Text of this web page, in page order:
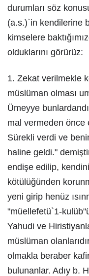
durumları söz
(a.s.)`in kendilerine
kimselere
olduklarını görürüz:
1. Zekat verilmekle
müslüman olması
Ümeyye
mal vermeden önce
Sürekli verdi ve
haline geldi."
endişe edilip,
kötülüğünden
yeni girip henüz
"müellefetü`1-
Yahudi ve
müslüman
olmakla beraber
bulunanlar. Adıy b.